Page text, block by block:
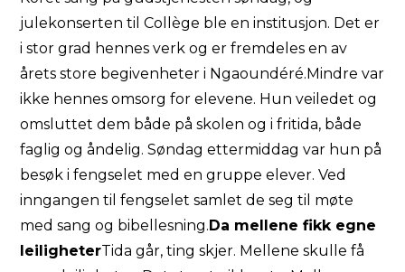
julekonserten til Collège ble en institusjon. Det er
i stor grad hennes verk og er fremdeles en av
årets store begivenheter i Ngaoundéré.Mindre var
ikke hennes omsorg for elevene. Hun veiledet og
omsluttet dem både på skolen og i fritida, både
faglig og åndelig. Søndag ettermiddag var hun på
besøk i fengselet med en gruppe elever. Ved
inngangen til fengselet samlet de seg til møte
med sang og bibellesning.Da mellene fikk egne
leiligheterTida går, ting skjer. Mellene skulle få